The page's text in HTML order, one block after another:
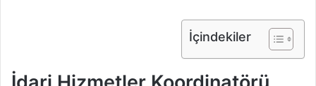
İçindekiler